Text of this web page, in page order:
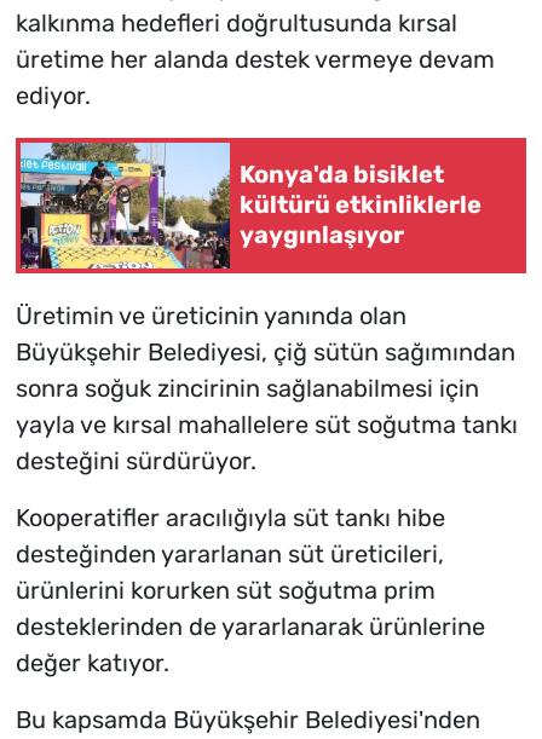
kalkınma hedefleri doğrultusunda kırsal
üretime her alanda destek vermeye devam
ediyor.
Konya'da bisiklet
kültürü etkinliklerle
yaygınlaşıyor
Üretimin ve üreticinin yanında olan
Büyükşehir Belediyesi, çiğ sütün sağımından
sonra soğuk zincirinin sağlanabilmesi için
yayla ve kırsal mahallelere süt soğutma tankı
desteğini sürdürüyor.
Kooperatifler aracılığıyla süt tankı hibe
desteğinden yararlanan süt üreticileri,
ürünlerini korurken süt soğutma prim
desteklerinden de yararlanarak ürünlerine
değer katıyor.
Bu kapsamda Büyükşehir Belediyesi'nden